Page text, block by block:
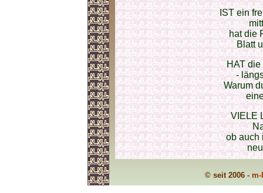
IST ein
hat die
Blatt
HAT die
-
Warum
VIELE
ob auch
© seit 2006 -